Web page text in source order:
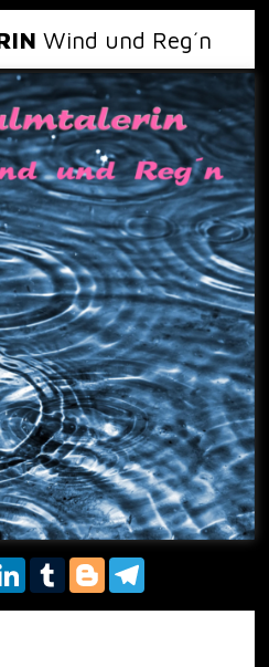
Wind und Reg´n
LinkedInTumblrBlogger